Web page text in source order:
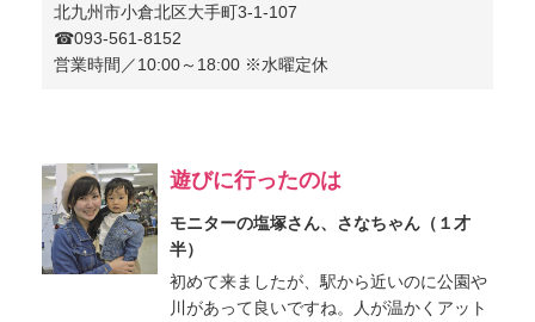
北九州市小倉北区大手町3-1-107
☎︎093-561-8152
営業時間／10:00～18:00 ※水曜定休
遊びに行ったのは
モニターの塩塚さん、さなちゃん（１才
半）
初めて来ましたが、駅から近いのに公園や
川があって良いですね。人が温かくアット